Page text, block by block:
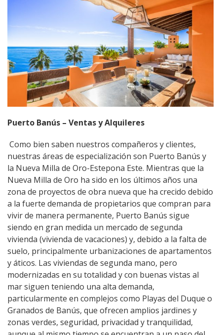
Puerto Banús – Ventas y Alquileres
Como bien saben nuestros compañeros y clientes,
nuestras áreas de especialización son Puerto Banús y
la Nueva Milla de Oro-Estepona Este. Mientras que la
Nueva Milla de Oro ha sido en los últimos años una
zona de proyectos de obra nueva que ha crecido debido
a la fuerte demanda de propietarios que compran para
vivir de manera permanente, Puerto Banús sigue
siendo en gran medida un mercado de segunda
vivienda (vivienda de vacaciones) y, debido a la falta de
suelo, principalmente urbanizaciones de apartamentos
y áticos. Las viviendas de segunda mano, pero
modernizadas en su totalidad y con buenas vistas al
mar siguen teniendo una alta demanda,
particularmente en complejos como Playas del Duque o
Granados de Banús, que ofrecen amplios jardines y
zonas verdes, seguridad, privacidad y tranquilidad,